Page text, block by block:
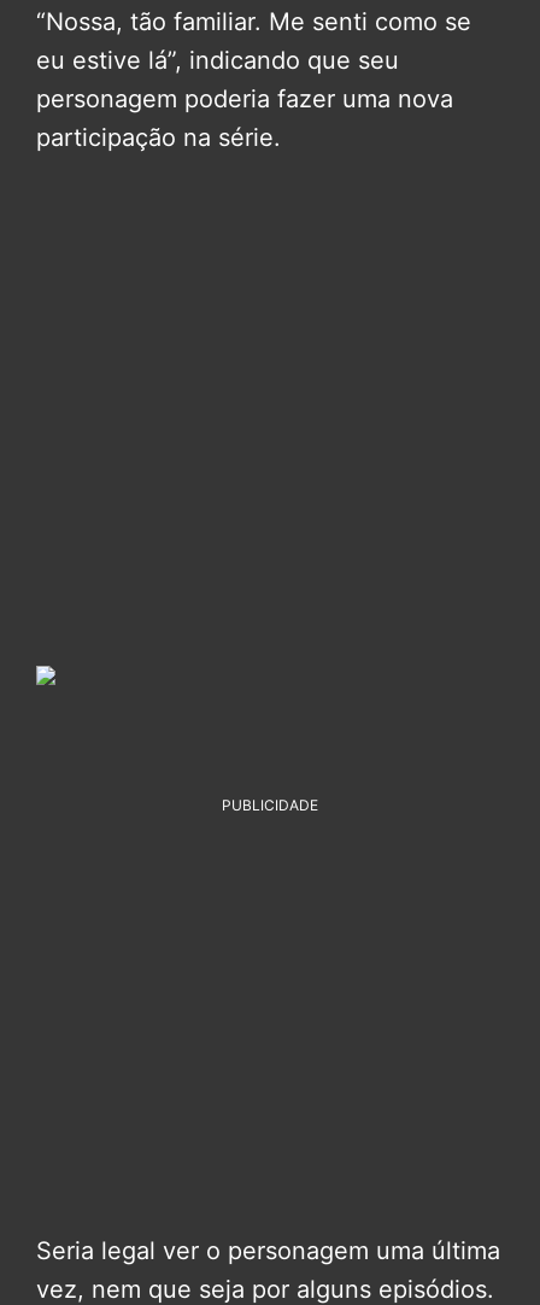
“Nossa, tão familiar. Me senti como se
eu estive lá”, indicando que seu
personagem poderia fazer uma nova
participação na série.
PUBLICIDADE
Seria legal ver o personagem uma última
vez, nem que seja por alguns episódios.